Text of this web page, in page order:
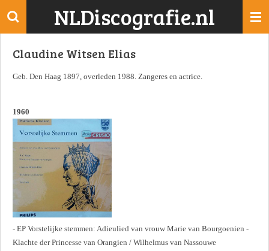
Ga
de
NLDiscografie.nl
Claudine Witsen Elias
Geb. Den Haag 1897, overleden 1988. Zangeres en actrice.
1960
- EP Vorstelijke stemmen: Adieulied van vrouw Marie van Bourgoenien -
Klachte der Princesse van Orangien / Wilhelmus van Nassouwe